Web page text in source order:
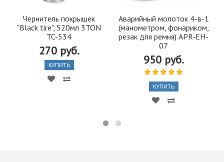
Чернитель покрышек
"Black tire", 520мл 3TON
TC-534
270 руб.
КУПИТЬ
Аварийный молоток 4-в-1
(манометром, фонариком,
резак для ремня) APR-EH-
07
950 руб.
КУПИТЬ